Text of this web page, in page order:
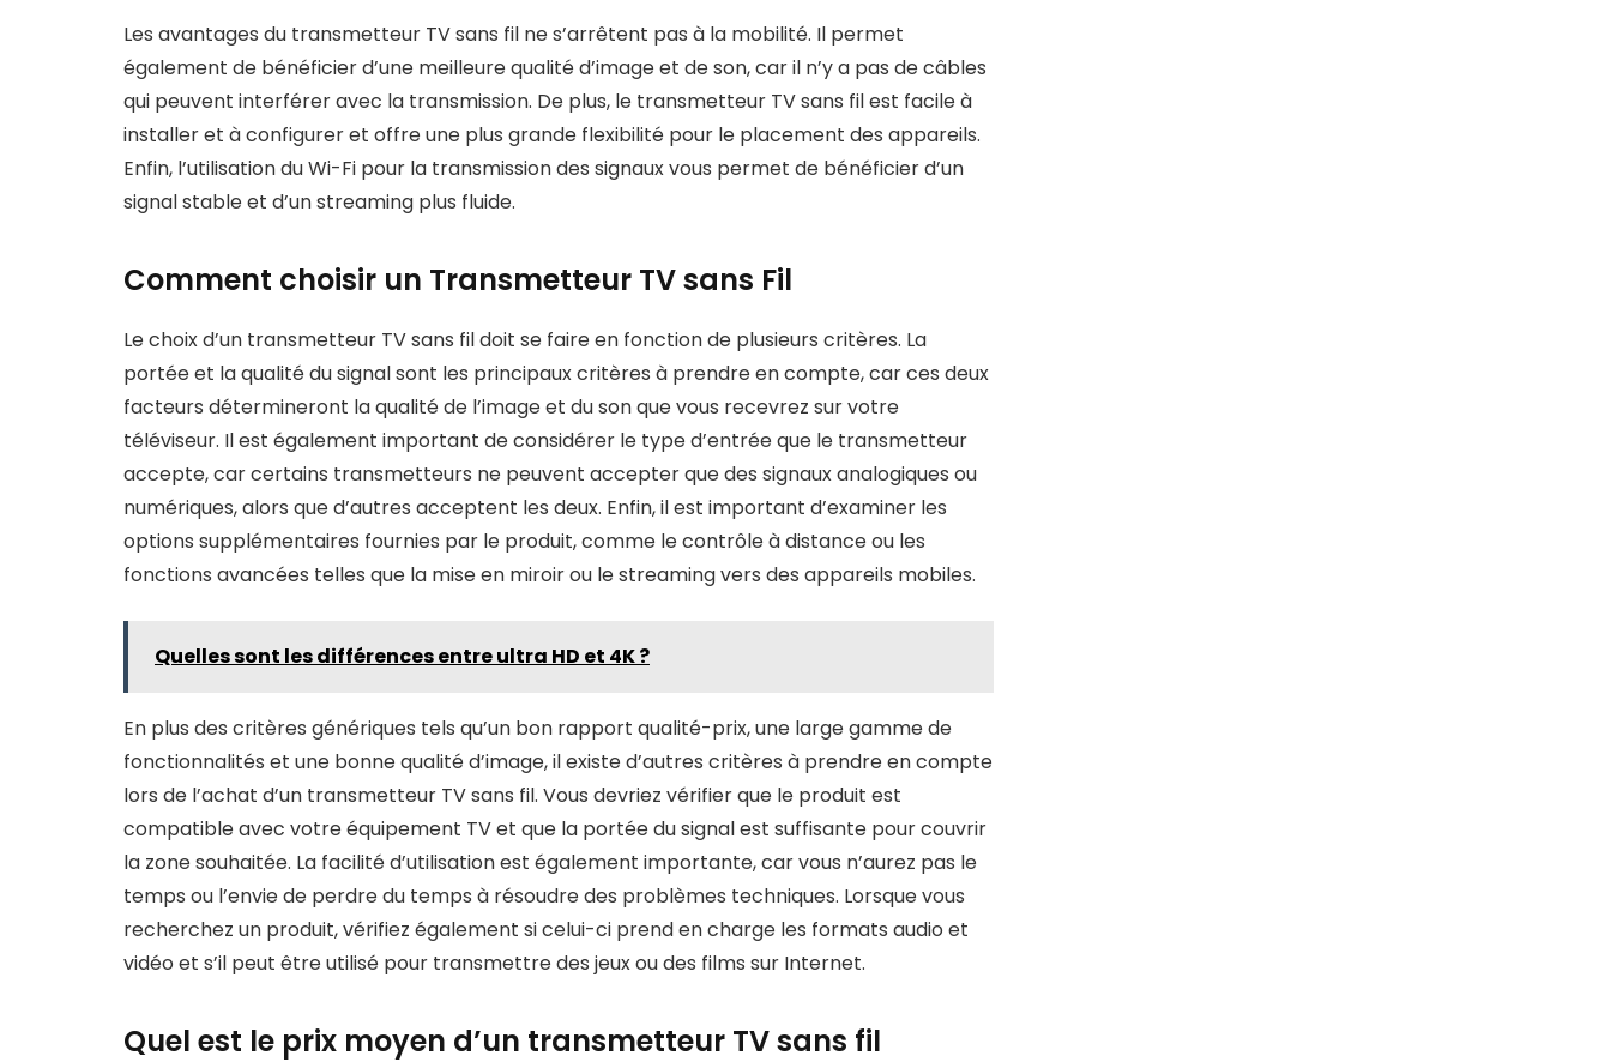
Les avantages du transmetteur TV sans fil ne s’arrêtent pas à la mobilité. Il permet
également de bénéficier d’une meilleure qualité d’image et de son, car il n’y a pas de câbles
qui peuvent interférer avec la transmission. De plus, le transmetteur TV sans fil est facile à
installer et à configurer et offre une plus grande flexibilité pour le placement des appareils.
Enfin, l’utilisation du Wi-Fi pour la transmission des signaux vous permet de bénéficier d’un
signal stable et d’un streaming plus fluide.
Comment choisir un Transmetteur TV sans Fil
Le choix d’un transmetteur TV sans fil doit se faire en fonction de plusieurs critères. La
portée et la qualité du signal sont les principaux critères à prendre en compte, car ces deux
facteurs détermineront la qualité de l’image et du son que vous recevrez sur votre
téléviseur. Il est également important de considérer le type d’entrée que le transmetteur
accepte, car certains transmetteurs ne peuvent accepter que des signaux analogiques ou
numériques, alors que d’autres acceptent les deux. Enfin, il est important d’examiner les
options supplémentaires fournies par le produit, comme le contrôle à distance ou les
fonctions avancées telles que la mise en miroir ou le streaming vers des appareils mobiles.
Quelles sont les différences entre ultra HD et 4K ?
En plus des critères génériques tels qu’un bon rapport qualité-prix, une large gamme de
fonctionnalités et une bonne qualité d’image, il existe d’autres critères à prendre en compte
lors de l’achat d’un transmetteur TV sans fil. Vous devriez vérifier que le produit est
compatible avec votre équipement TV et que la portée du signal est suffisante pour couvrir
la zone souhaitée. La facilité d’utilisation est également importante, car vous n’aurez pas le
temps ou l’envie de perdre du temps à résoudre des problèmes techniques. Lorsque vous
recherchez un produit, vérifiez également si celui-ci prend en charge les formats audio et
vidéo et s’il peut être utilisé pour transmettre des jeux ou des films sur Internet.
Quel est le prix moyen d’un transmetteur TV sans fil